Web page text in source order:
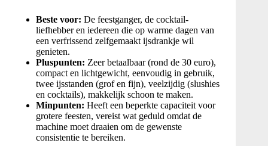
Beste voor: De feestganger, de cocktail-
liefhebber en iedereen die op warme dagen van
een verfrissend zelfgemaakt ijsdrankje wil
genieten.
Pluspunten: Zeer betaalbaar (rond de 30 euro),
compact en lichtgewicht, eenvoudig in gebruik,
twee ijsstanden (grof en fijn), veelzijdig (slushies
en cocktails), makkelijk schoon te maken.
Minpunten: Heeft een beperkte capaciteit voor
grotere feesten, vereist wat geduld omdat de
machine moet draaien om de gewenste
consistentie te bereiken.